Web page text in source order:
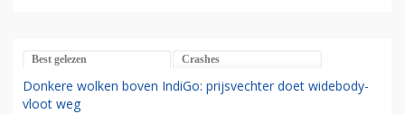
Best gelezen Crashes
Donkere wolken boven IndiGo: prijsvechter doet widebody-
vloot weg